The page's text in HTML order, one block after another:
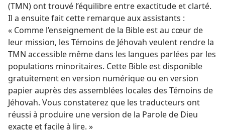
(TMN) ont trouvé l’équilibre entre exactitude et clarté.
Il a ensuite fait cette remarque aux assistants :
« Comme l’enseignement de la Bible est au cœur de
leur mission, les Témoins de Jéhovah veulent rendre la
TMN accessible même dans les langues parlées par les
populations minoritaires. Cette Bible est disponible
gratuitement en version numérique ou en version
papier auprès des assemblées locales des Témoins de
Jéhovah. Vous constaterez que les traducteurs ont
réussi à produire une version de la Parole de Dieu
exacte et facile à lire. »